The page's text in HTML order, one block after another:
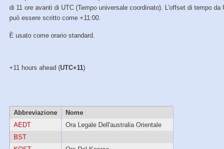
di 11 ore avanti di UTC (Tempo universale coordinato). L'offset di tempo da
può essere scritto come +11:00.
È usato come orario standard.
+11 hours ahead (UTC+11)
Abbreviazione
Nome
AEDT
Ora Legale Dell'australia Orientale
BST